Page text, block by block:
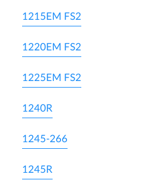
1215EM FS2
1220EM FS2
1225EM FS2
1240R
1245-266
1245R